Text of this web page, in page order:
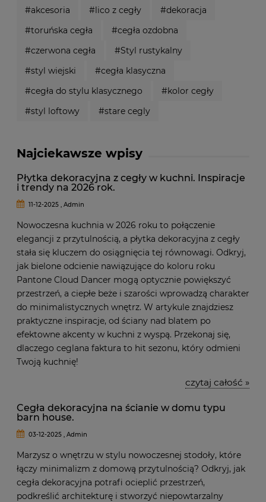
#akcesoria
#lico z cegły
#dekoracja
#toruńska cegła
#cegła ozdobna
#czerwona cegła
#Styl rustykalny
#styl wiejski
#cegła klasyczna
#cegła do stylu klasycznego
#kolor cegły
#styl loftowy
#stare cegly
Najciekawsze wpisy
Płytka dekoracyjna z cegły w kuchni. Inspiracje
i trendy na 2026 rok.
11-12-2025 , Admin
Nowoczesna kuchnia w 2026 roku to połączenie
elegancji z przytulnością, a płytka dekoracyjna z cegły
stała się kluczem do osiągnięcia tej równowagi. Odkryj,
jak bielone odcienie nawiązujące do koloru roku
Pantone Cloud Dancer mogą optycznie powiększyć
przestrzeń, a ciepłe beże i szarości wprowadzą charakter
do minimalistycznych wnętrz. W artykule znajdziesz
praktyczne inspiracje, od ściany nad blatem po
efektowne akcenty w kuchni z wyspą. Przekonaj się,
dlaczego ceglana faktura to hit sezonu, który odmieni
Twoją kuchnię!
czytaj całość »
Cegła dekoracyjna na ścianie w domu typu
barn house.
03-12-2025 , Admin
Marzysz o wnętrzu w stylu nowoczesnej stodoły, które
łączy minimalizm z domową przytulnością? Odkryj, jak
cegła dekoracyjna potrafi ocieplić przestrzeń,
podkreślić architekturę i stworzyć niepowtarzalny